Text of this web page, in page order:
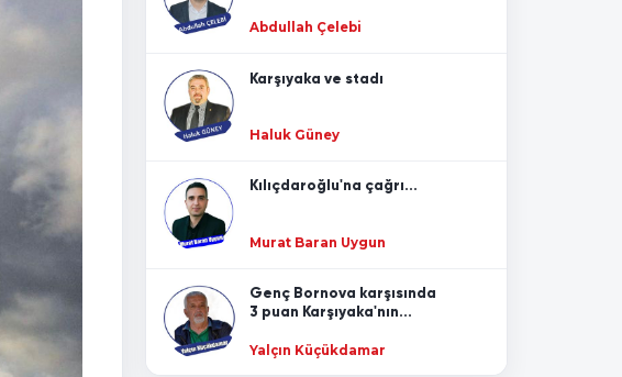
Abdullah Çelebi
Karşıyaka ve stadı
Haluk Güney
Kılıçdaroğlu'na çağrı...
Murat Baran Uygun
Genç Bornova karşısında
3 puan Karşıyaka'nın...
Yalçın Küçükdamar